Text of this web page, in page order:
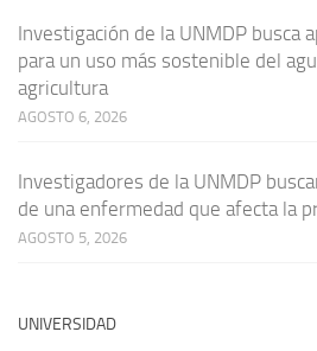
Investigación de la UNMDP busca
para un uso más sostenible del
agricultura
AGOSTO 6, 2026
Investigadores de la UNMDP
de una enfermedad que afecta la
AGOSTO 5, 2026
UNIVERSIDAD